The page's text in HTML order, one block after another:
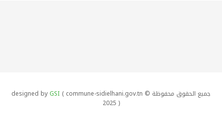
جميع الحقوق محفوظة designed by GSI ( commune-sidielhani.gov.tn ©
2025 )